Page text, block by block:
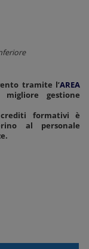
tramite l’AREA
gestione
formativi è
al personale